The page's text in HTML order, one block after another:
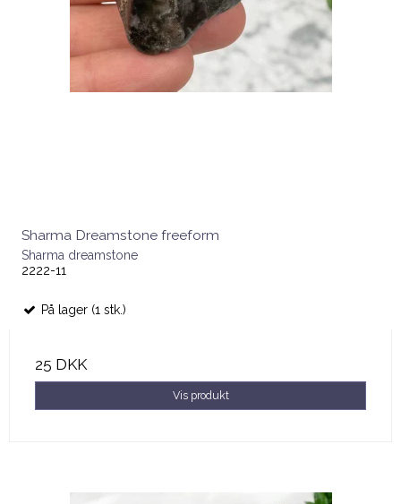
Sharma Dreamstone freeform
Sharma dreamstone
2222-11
På lager (1 stk.)
25 DKK
Vis produkt